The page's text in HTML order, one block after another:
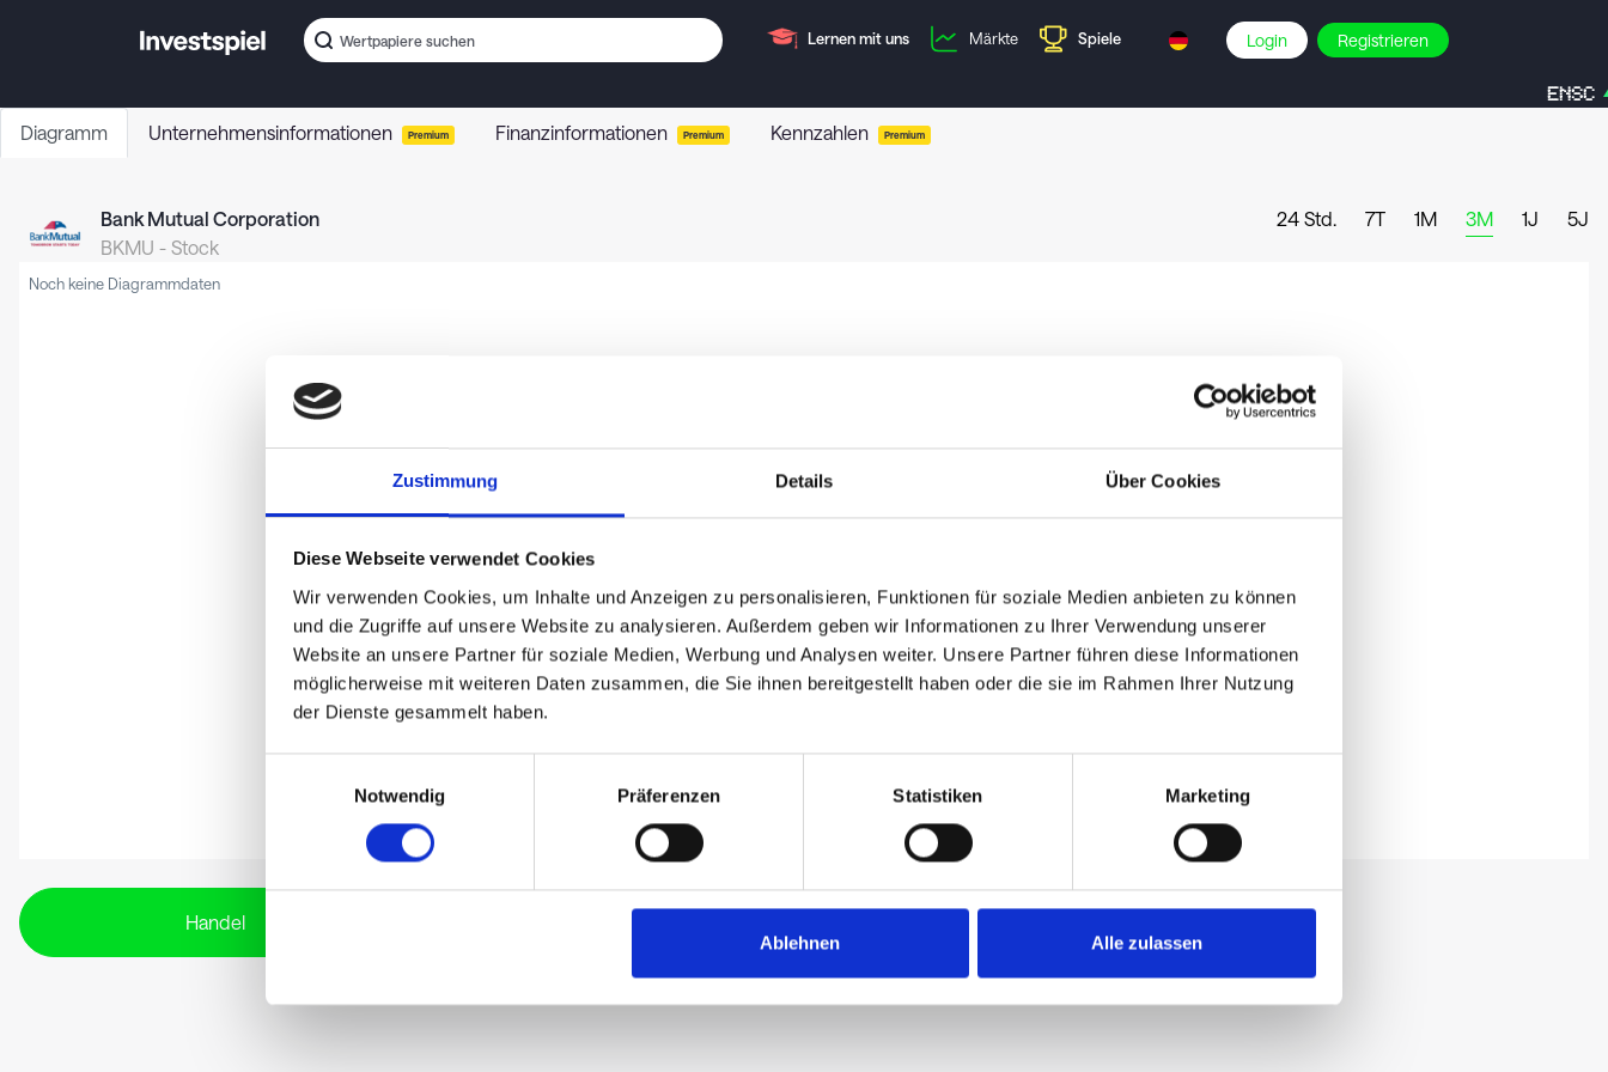
Zustimmung Details Über Cookies
Diese Webseite verwendet Cookies
Wir verwenden Cookies, um Inhalte und Anzeigen zu personalisieren, Funktionen für soziale Medien anbieten zu können
und die Zugriffe auf unsere Website zu analysieren. Außerdem geben wir Informationen zu Ihrer Verwendung unserer
Website an unsere Partner für soziale Medien, Werbung und Analysen weiter. Unsere Partner führen diese Informationen
möglicherweise mit weiteren Daten zusammen, die Sie ihnen bereitgestellt haben oder die sie im Rahmen Ihrer Nutzung
der Dienste gesammelt haben.
Notwendig
Präferenzen Statistiken Marketing
Ablehnen Alle zulassen
Lernen mit uns Märkte Spiele Login Registrieren
ENSC
Diagramm Unternehmensinformationen Premium Finanzinformationen Premium Kennzahlen Premium
Bank Mutual Corporation
BKMU - Stock
24 Std. 7T 1M 3M 1J 5J
Noch keine Diagrammdaten
Handel